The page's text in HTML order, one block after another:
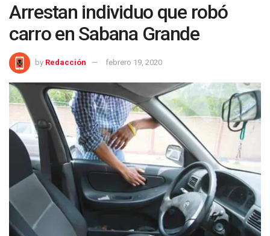
Arrestan individuo que robó
carro en Sabana Grande
by Redacción febrero 19, 2020